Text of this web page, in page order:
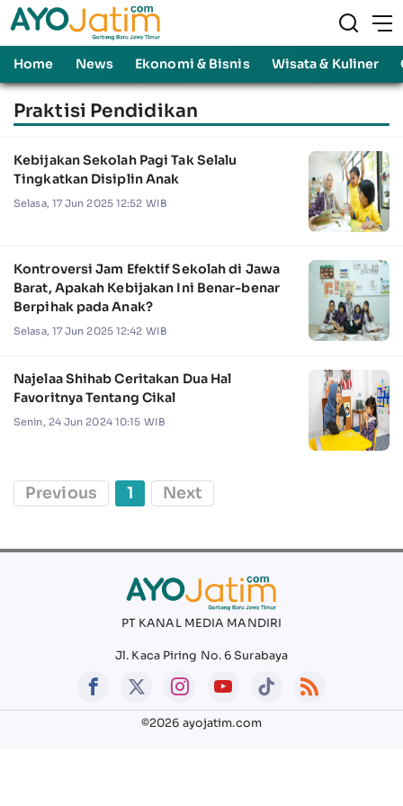
Home News Ekonomi & Bisnis Wisata & Kuliner
Praktisi Pendidikan
Kebijakan Sekolah Pagi Tak Selalu
Tingkatkan Disiplin Anak
Selasa, 17 Jun 2025 12:52 WIB
Kontroversi Jam Efektif Sekolah di Jawa
Barat, Apakah Kebijakan Ini Benar-benar
Berpihak pada Anak?
Selasa, 17 Jun 2025 12:42 WIB
Najelaa Shihab Ceritakan Dua Hal
Favoritnya Tentang Cikal
Senin, 24 Jun 2024 10:15 WIB
Previous 1 Next
PT KANAL MEDIA MANDIRI
Jl. Kaca Piring No. 6 Surabaya
©2026 ayojatim.com